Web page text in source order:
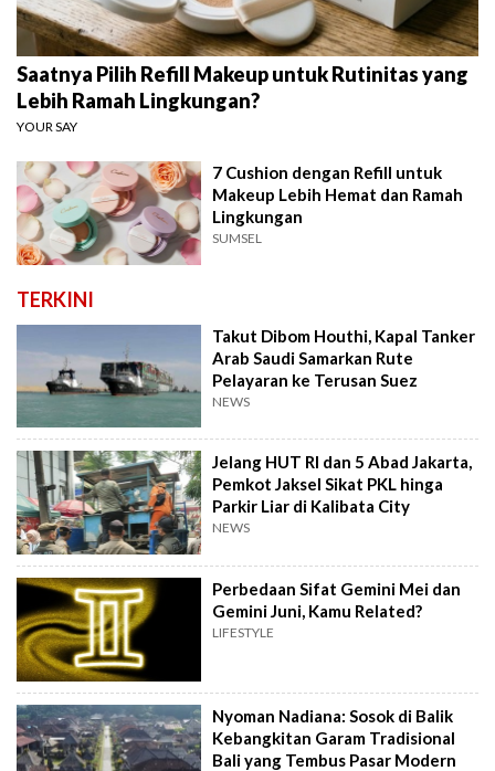
Saatnya Pilih Refill Makeup untuk Rutinitas yang
Lebih Ramah Lingkungan?
YOUR SAY
7 Cushion dengan Refill untuk
Makeup Lebih Hemat dan Ramah
Lingkungan
SUMSEL
TERKINI
Takut Dibom Houthi, Kapal Tanker
Arab Saudi Samarkan Rute
Pelayaran ke Terusan Suez
NEWS
Jelang HUT RI dan 5 Abad Jakarta,
Pemkot Jaksel Sikat PKL hinga
Parkir Liar di Kalibata City
NEWS
Perbedaan Sifat Gemini Mei dan
Gemini Juni, Kamu Related?
LIFESTYLE
Nyoman Nadiana: Sosok di Balik
Kebangkitan Garam Tradisional
Bali yang Tembus Pasar Modern